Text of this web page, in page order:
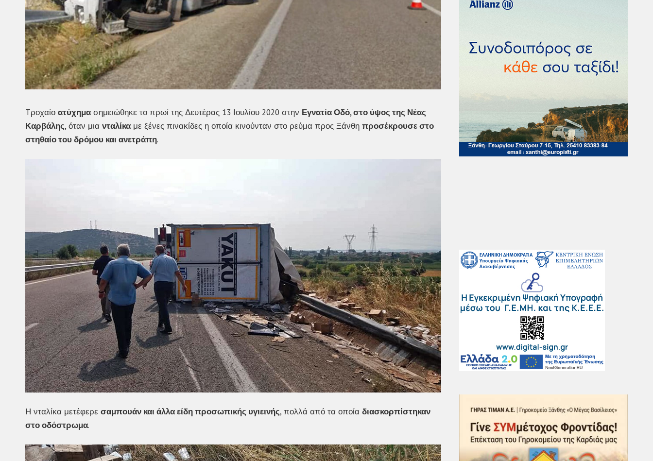
Tροχαίο ατύχημα σημειώθηκε το πρωί της Δευτέρας 13 Ιουλίου 2020 στην Εγνατία Οδό, στο ύψος της Νέας
Καρβάλης, όταν μια νταλίκα με ξένες πινακίδες η οποία κινούνταν στο ρεύμα προς Ξάνθη προσέκρουσε στο
στηθαίο του δρόμου και ανετράπη.
Η νταλίκα μετέφερε σαμπουάν και άλλα είδη προσωπικής υγιεινής, πολλά από τα οποία διασκορπίστηκαν
στο οδόστρωμα.